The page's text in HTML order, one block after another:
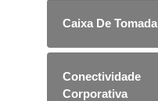
Caixa De Tomada
Conectividade
Corporativa